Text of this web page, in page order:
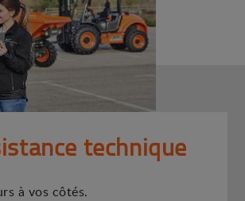
technique
à vos côtés.